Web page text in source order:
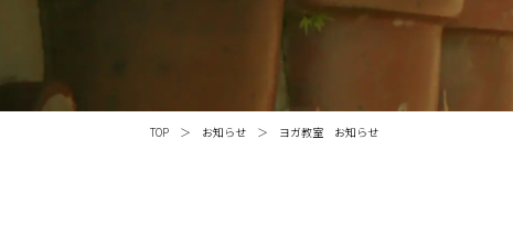
TOP お知らせ ヨガ教室 お知らせ